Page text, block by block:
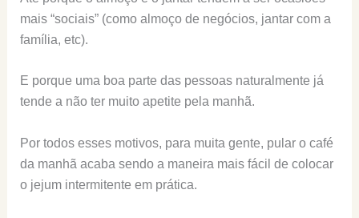
mais “sociais” (como almoço de negócios, jantar com a
família, etc).
E porque uma boa parte das pessoas naturalmente já
tende a não ter muito apetite pela manhã.
Por todos esses motivos, para muita gente, pular o café
da manhã acaba sendo a maneira mais fácil de colocar
o jejum intermitente em prática.